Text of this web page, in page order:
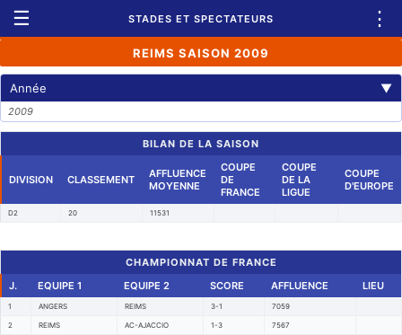
☰ STADES ET SPECTATEURS ⋮
REIMS SAISON 2009
Année ▼
2009
BILAN DE LA SAISON
DIVISION CLASSEMENT
AFFLUENCE
MOYENNE
COUPE
DE
FRANCE
COUPE
DE LA
LIGUE
COUPE
D'EUROPE
D2 20 11531
CHAMPIONNAT DE FRANCE
J.
EQUIPE 1 EQUIPE 2 SCORE AFFLUENCE LIEU
1 ANGERS REIMS 3-1 7059
2 REIMS AC-AJACCIO 1-3 7567